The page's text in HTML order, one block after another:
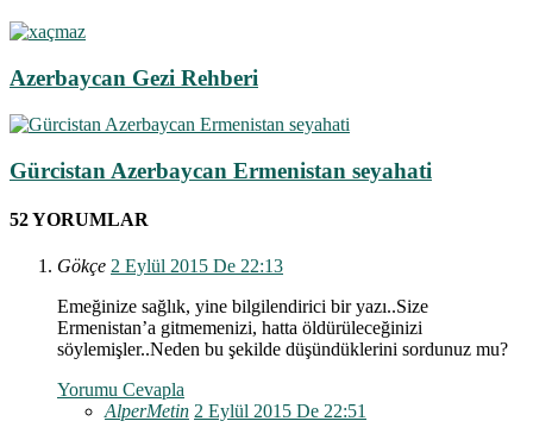
Azerbaycan Gezi Rehberi
Gürcistan Azerbaycan Ermenistan seyahati
52 YORUMLAR
Gökçe 2 Eylül 2015 De 22:13
Emeğinize sağlık, yine bilgilendirici bir yazı..Size
Ermenistan’a gitmemenizi, hatta öldürüleceğinizi
söylemişler..Neden bu şekilde düşündüklerini sordunuz mu?
Yorumu Cevapla
AlperMetin 2 Eylül 2015 De 22:51